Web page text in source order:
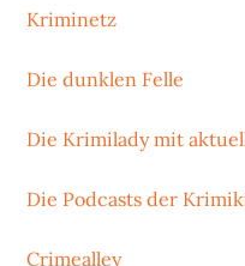
Kriminetz
Die dunklen Felle
Die Krimilady mit
Die Podcasts der
Crimealley